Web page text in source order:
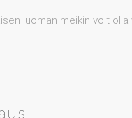
luoman meikin voit